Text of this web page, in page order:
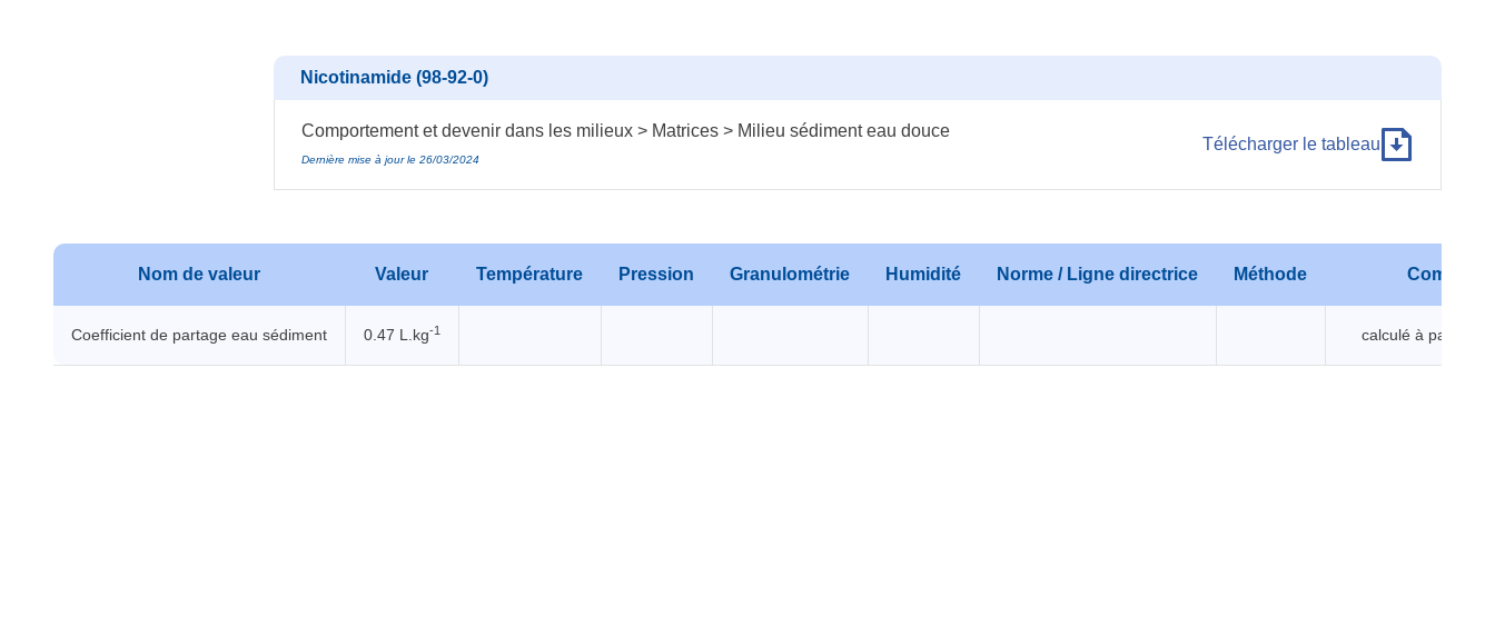
Nicotinamide (98-92-0)
Comportement et devenir dans les milieux > Matrices > Milieu sédiment eau douce
Dernière mise à jour le 26/03/2024
Télécharger le tableau
Nom de valeur Valeur Température Pression Granulométrie Humidité Norme / Ligne directrice Méthode
Coefficient de partage eau sédiment 0.47 L.kg-1 calculé à partir du